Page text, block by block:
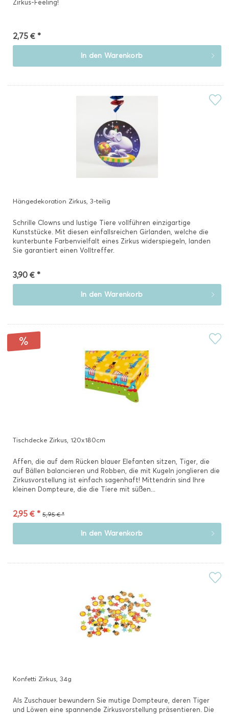
Zirkus-Feeling!
2,75 € *
In den Warenkorb
Hängedekoration Zirkus, 3-teilig
Schrille Clowns und lustige Tiere vollführen einzigartige
Kunststücke. Mit diesen einfallsreichen Girlanden, welche die
kunterbunte Farbenvielfalt eines Zirkus widerspiegeln, landen
Sie garantiert einen Volltreffer.
3,90 € *
In den Warenkorb
Tischdecke Zirkus, 120x180cm
Affen, die auf dem Rücken blauer Elefanten sitzen, Tiger, die
auf Bällen balancieren und Robben, die mit Kugeln jonglieren die
Zirkusvorstellung ist einfach sagenhaft! Mittendrin sind Ihre
kleinen Dompteure, die die Tiere mit süßen...
2,95 € * 5,95 € *
In den Warenkorb
Konfetti Zirkus, 34g
Als Zuschauer bewundern Sie mutige Dompteure, deren Tiger
und Löwen eine spannende Zirkusvorstellung präsentieren. Die